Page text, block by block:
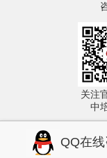
关注
中
QQ在